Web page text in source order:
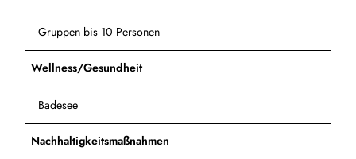
Gruppen bis 10 Personen
Wellness/Gesundheit
Badesee
Nachhaltigkeitsmaßnahmen